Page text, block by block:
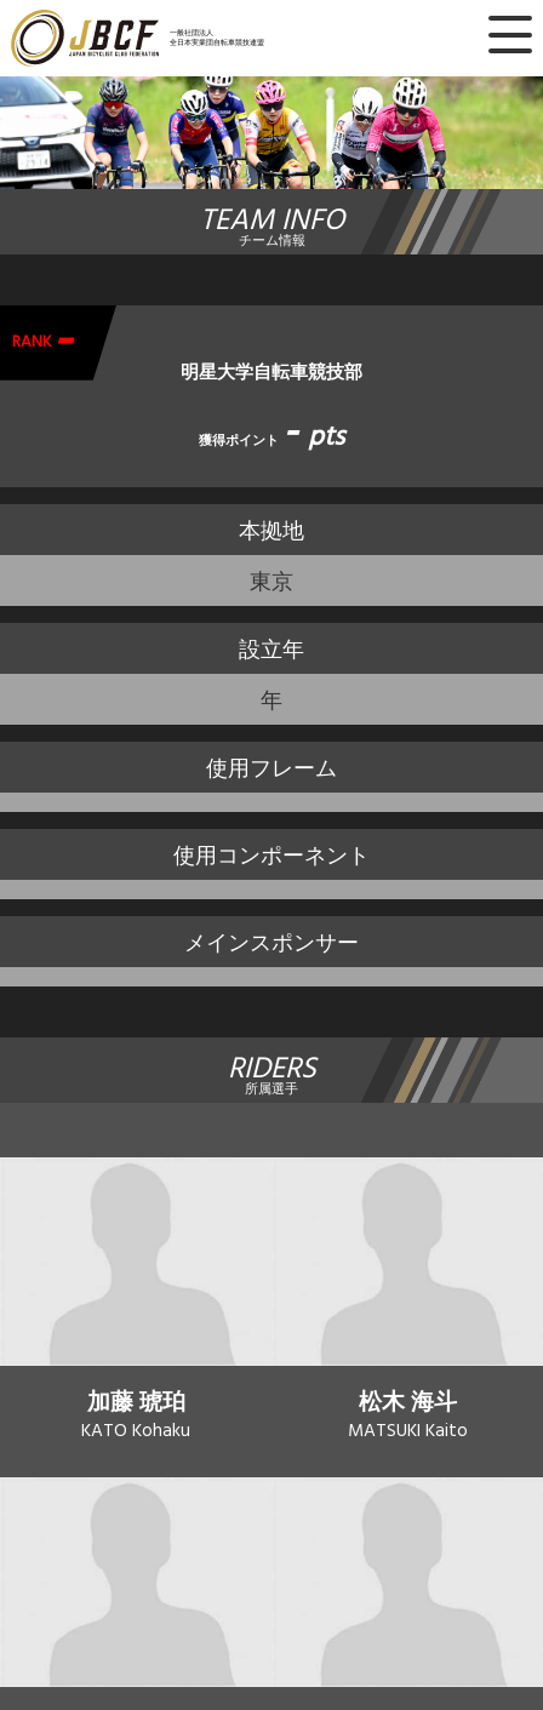
一般社団法人
全日本実業団自転車競技連盟
×
ニュース
レース日程
ランキング
加盟・登録
エントリー
JBCF ROAD SERIESとは
TEAM INFO
チーム情報
明星大学自転車競技部
獲得ポイント -pts
RANK -
本拠地
東京
設立年
年
使用フレーム
使用コンポーネント
メインスポンサー
RIDERS
所属選手
加藤 琥珀
KATO Kohaku
松木 海斗
MATSUKI Kaito